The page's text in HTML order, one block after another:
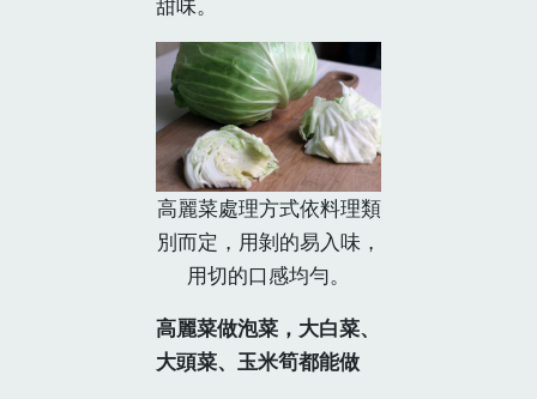
高麗菜處理方式依料理類
別而定，用剝的易入味，
用切的口感均勻。
高麗菜做泡菜，大白菜、
大頭菜、玉米筍都能做